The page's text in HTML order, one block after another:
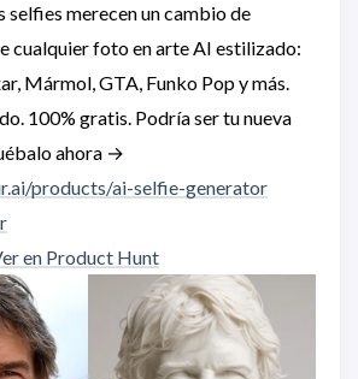
selfies merecen un cambio de
cualquier foto en arte AI estilizado:
Mármol, GTA, Funko Pop y más.
100% gratis. Podría ser tu nueva
ahora →
products/ai-selfie-generator
en Product Hunt